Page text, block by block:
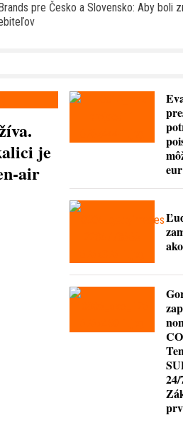
pre Česko a Slovensko: Aby boli
je
air
eur